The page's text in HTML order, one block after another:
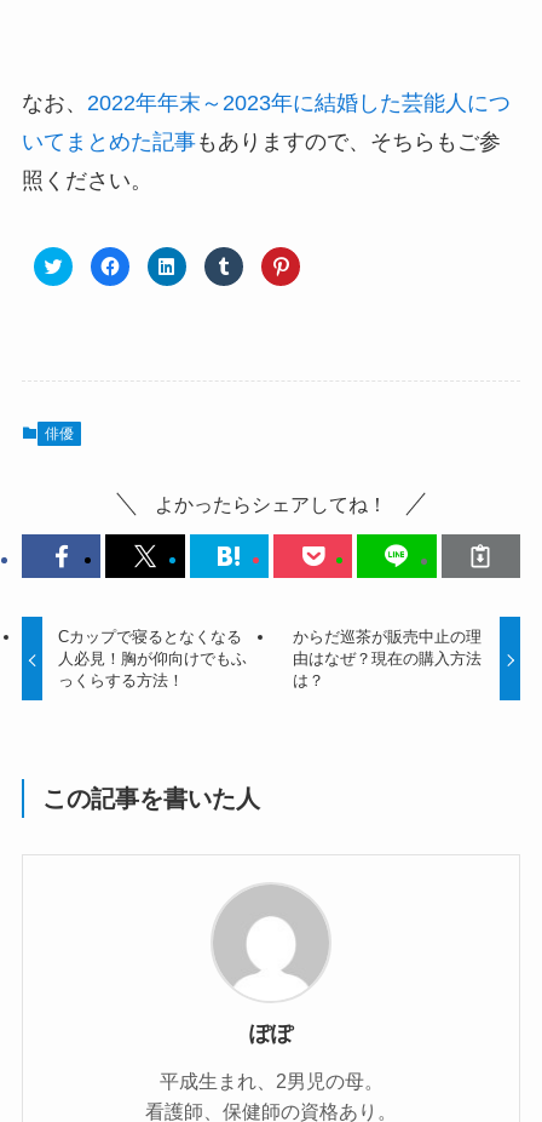
なお、 2022年年末～2023年に結婚した芸能人につ
いてまとめた記事もありますので、そちらもご参
照ください。
俳優
よかったらシェアしてね！
Cカップで寝るとなくなる
人必見！胸が仰向けでもふ
っくらする方法！
からだ巡茶が販売中止の理
由はなぜ？現在の購入方法
は？
この記事を書いた人
ぽぽ
平成生まれ、2男児の母。
看護師、保健師の資格あり。